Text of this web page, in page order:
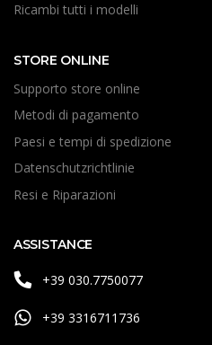
Ricambi tutti i modelli
STORE ONLINE
Supporto store online
Metodi di pagamento
Paesi e tempi di spedizione
Datenschutzrichtlinie
Resi e Riparazioni
ASSISTANCE
+39 030.7750077
+39 3316711736